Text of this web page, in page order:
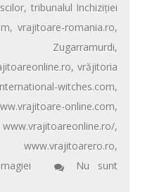
, tribunalul Inchiziției
,vrajitoare-romania.ro,
,
,vrăjitoria
witches.com,
online.com,
www.vrajitoareonline.ro/,
www.vrajitoarero.ro,
Nu sunt